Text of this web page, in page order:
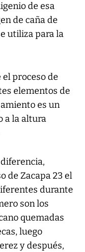
de esa
de caña de
utiliza para la
proceso de
elementos de
es un
a la altura
de Zacapa 23 el
durante
son los
quemadas
luego
y después,